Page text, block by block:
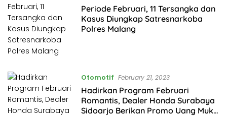
2023
Periode Februari, 11 Tersangka dan
Kasus Diungkap Satresnarkoba
Polres Malang
Otomotif February 21, 2023
Hadirkan Program Februari
Romantis, Dealer Honda Surabaya
Sidoarjo Berikan Promo Uang Muka